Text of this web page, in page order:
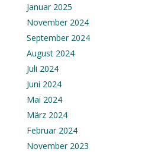
Januar 2025
November 2024
September 2024
August 2024
Juli 2024
Juni 2024
Mai 2024
März 2024
Februar 2024
November 2023